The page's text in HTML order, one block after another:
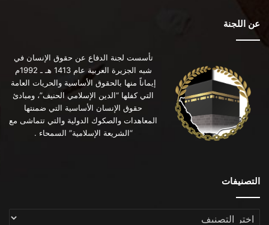
عن اللجنة
تأسست لجنة الدفاع عن حقوق الإنسان في
شبه الجزيرة العربية عام 1413 هـ ـ 1992م
إيماناً منها بالحقوق الأساسية والحريات العامة
التي كفلها “الدين الإسلامي الحنيف”، ومبادئ
حقوق الإنسان الأساسية التي ضمنتها
المعاهدات والصكوك الدولية والتي تتماشى مع
“الشريعة الإسلامية” السمحاء .
التصنيفات
التصنيفات